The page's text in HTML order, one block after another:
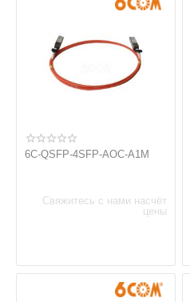
6C-QSFP-4SFP-AOC-A1M
Свяжитесь с нами насчёт
цены